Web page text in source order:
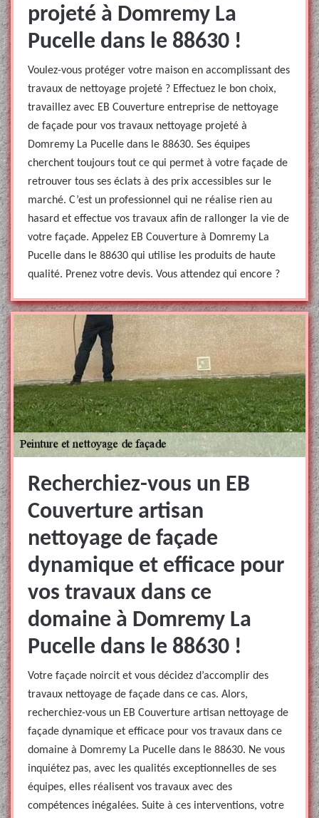
projeté à Domremy La
Pucelle dans le 88630 !
Voulez-vous protéger votre maison en accomplissant des
travaux de nettoyage projeté ? Effectuez le bon choix,
travaillez avec EB Couverture entreprise de nettoyage
de façade pour vos travaux nettoyage projeté à
Domremy La Pucelle dans le 88630. Ses équipes
cherchent toujours tout ce qui permet à votre façade de
retrouver tous ses éclats à des prix accessibles sur le
marché. C’est un professionnel qui ne réalise rien au
hasard et effectue vos travaux afin de rallonger la vie de
votre façade. Appelez EB Couverture à Domremy La
Pucelle dans le 88630 qui utilise les produits de haute
qualité. Prenez votre devis. Vous attendez qui encore ?
Recherchiez-vous un EB
Couverture artisan
nettoyage de façade
dynamique et efficace pour
vos travaux dans ce
domaine à Domremy La
Pucelle dans le 88630 !
Votre façade noircit et vous décidez d’accomplir des
travaux nettoyage de façade dans ce cas. Alors,
recherchiez-vous un EB Couverture artisan nettoyage de
façade dynamique et efficace pour vos travaux dans ce
domaine à Domremy La Pucelle dans le 88630. Ne vous
inquiétez pas, avec les qualités exceptionnelles de ses
équipes, elles réalisent vos travaux avec des
compétences inégalées. Suite à ces interventions, votre